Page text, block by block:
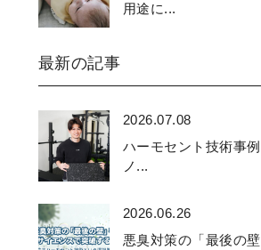
用途に...
最新の記事
2026.07.08
ハーモセント技術事
ノ...
2026.06.26
悪臭対策の「最後の